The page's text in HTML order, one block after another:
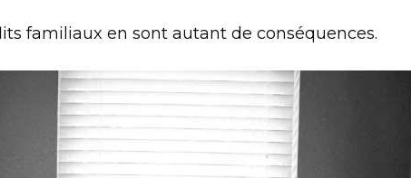
familiaux en sont autant de conséquences.